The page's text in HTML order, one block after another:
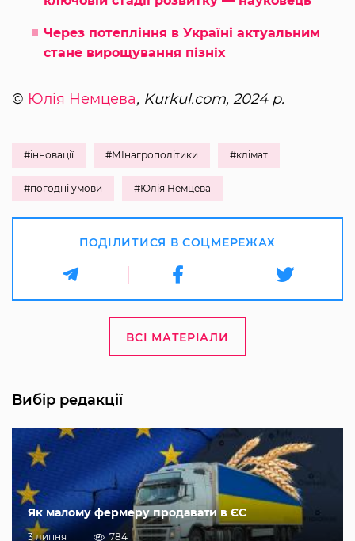
Через потепління в Україні актуальним
стане вирощування пізніх
© Юлія Немцева, Kurkul.com, 2024 р.
#інновації #МІнагрополітики #клімат
#погодні умови #Юлія Немцева
ПОДІЛИТИСЯ В СОЦМЕРЕЖАХ
ВСІ МАТЕРІАЛИ
Вибір редакції
Як малому фермеру продавати в ЄС
3 липня 784